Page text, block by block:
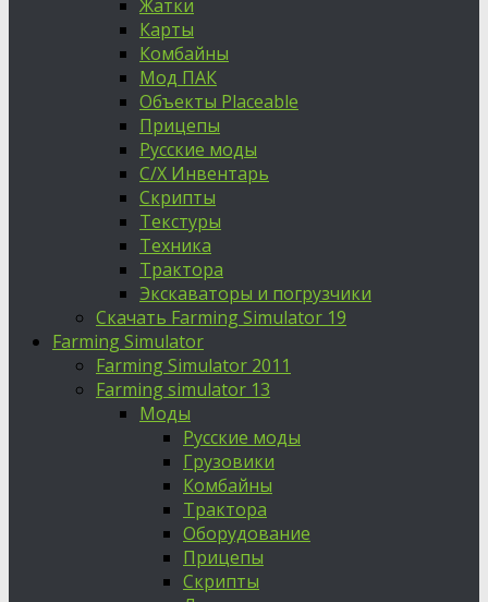
Жатки
Карты
Комбайны
Мод ПАК
Объекты Placeable
Прицепы
Русские моды
С/Х Инвентарь
Скрипты
Текстуры
Техника
Трактора
Экскаваторы и погрузчики
Скачать Farming Simulator 19
Farming Simulator
Farming Simulator 2011
Farming simulator 13
Моды
Русские моды
Грузовики
Комбайны
Трактора
Оборудование
Прицепы
Скрипты